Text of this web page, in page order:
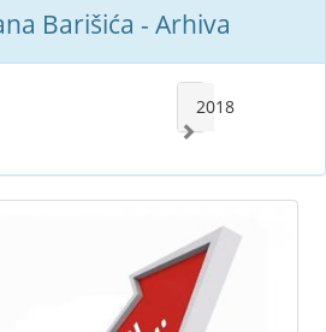
Barišića - Arhiva
2018